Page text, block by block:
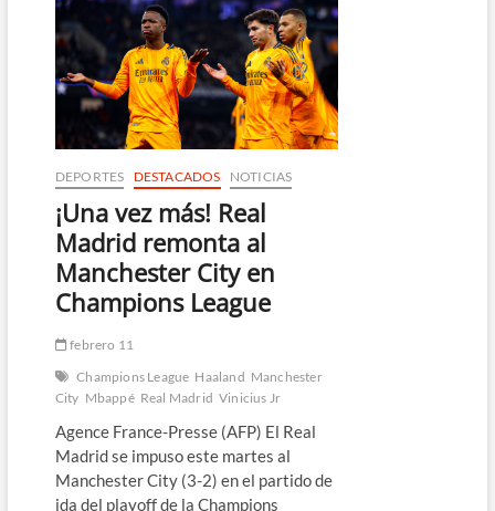
convocatoria
Real
Madrid
contra
el
Atlético
en
el
euroderbi
DEPORTES DESTACADOS NOTICIAS
¡Una vez más! Real
Madrid remonta al
Manchester City en
Champions League
febrero 11
Champions League Haaland Manchester
City Mbappé Real Madrid Vinicius Jr
Agence France-Presse (AFP) El Real
Madrid se impuso este martes al
Manchester City (3-2) en el partido de
ida del playoff de la Champions